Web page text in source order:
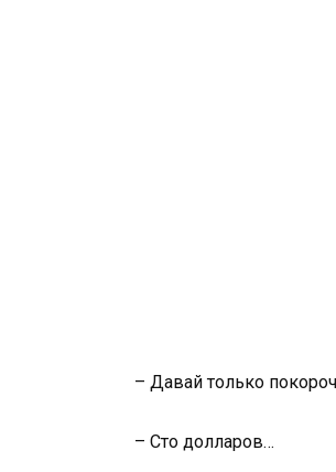
– Давай только
– Сто долларов…